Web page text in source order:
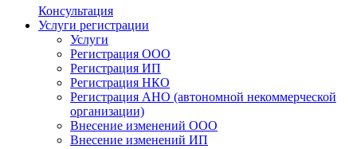
Консультация
Услуги регистрации
Услуги
Регистрация ООО
Регистрация ИП
Регистрация НКО
Регистрация АНО (автономной некоммерческой
организации)
Внесение изменений ООО
Внесение изменений ИП